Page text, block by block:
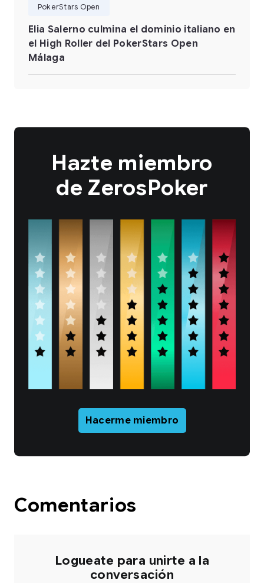
PokerStars Open
Elia Salerno culmina el dominio italiano en
el High Roller del PokerStars Open
Málaga
Hazte miembro
de ZerosPoker
Hacerme miembro
Comentarios
Logueate para unirte a la
conversación